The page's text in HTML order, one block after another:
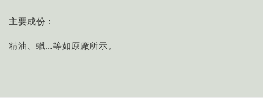
主要成份：
精油、蠟…等如原廠所示。